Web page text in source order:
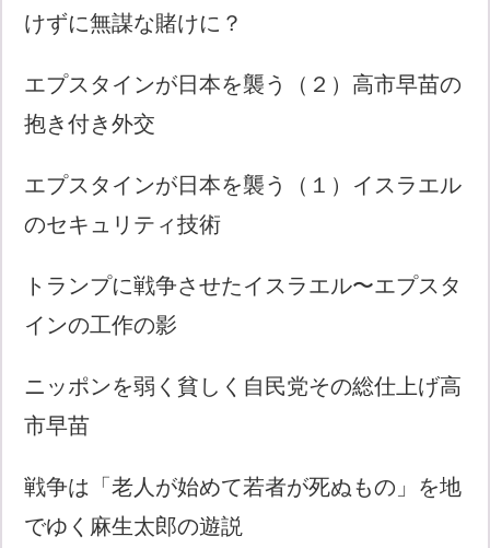
けずに無謀な賭けに？
エプスタインが日本を襲う（２）高市早苗の
抱き付き外交
エプスタインが日本を襲う（１）イスラエル
のセキュリティ技術
トランプに戦争させたイスラエル〜エプスタ
インの工作の影
ニッポンを弱く貧しく自民党その総仕上げ高
市早苗
戦争は「老人が始めて若者が死ぬもの」を地
でゆく麻生太郎の遊説